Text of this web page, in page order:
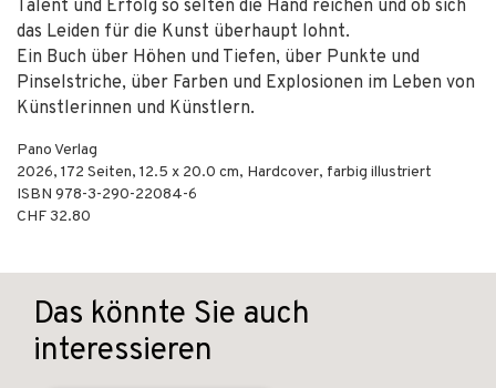
Talent und Erfolg so selten die Hand reichen und ob sich
das Leiden für die Kunst überhaupt lohnt.
Ein Buch über Höhen und Tiefen, über Punkte und
Pinselstriche, über Farben und Explosionen im Leben von
Künstlerinnen und Künstlern.
Pano Verlag
2026, 172 Seiten, 12.5 x 20.0 cm, Hardcover, farbig illustriert
ISBN 978-3-290-22084-6
CHF 32.80
Das könnte Sie auch
interessieren